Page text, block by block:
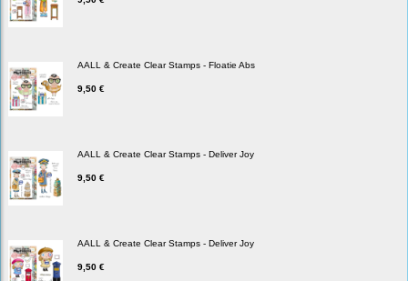
AALL & Create Clear Stamps - Floatie Abs
9,50 €
AALL & Create Clear Stamps - Deliver Joy
9,50 €
AALL & Create Clear Stamps - Deliver Joy
9,50 €